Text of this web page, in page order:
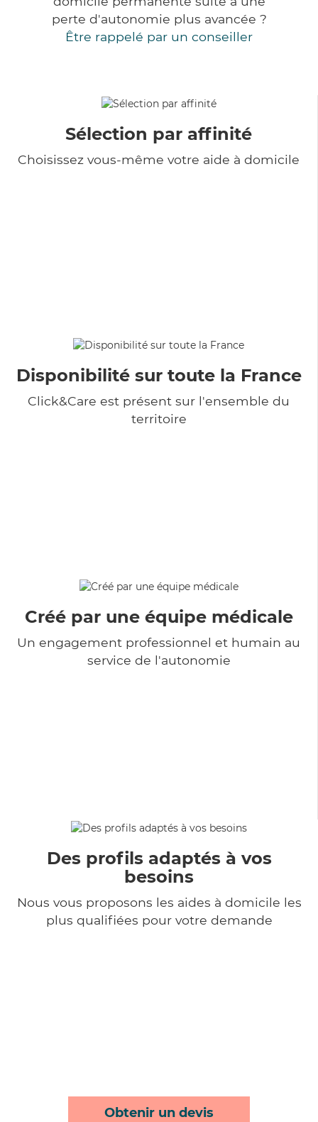
perte d'autonomie plus avancée ?
Être rappelé par un conseiller
Sélection par affinité
Choisissez vous-même votre aide à domicile
Disponibilité sur toute la France
Click&Care est présent sur l'ensemble du
territoire
Créé par une équipe médicale
Un engagement professionnel et humain au
service de l'autonomie
Des profils adaptés à vos
besoins
Nous vous proposons les aides à domicile les
plus qualifiées pour votre demande
Obtenir un devis